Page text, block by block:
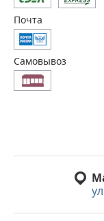
Почта
Самовывоз